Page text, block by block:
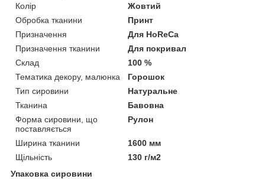
Колір
Жовтий
Обробка тканини
Принт
Призначення
Для HoReCa
Призначення тканини
Для покривал
Склад
100 %
Тематика декору, малюнка
Горошок
Тип сировини
Натуральне
Тканина
Бавовна
Форма сировини, що
поставляється
Рулон
Ширина тканини
1600 мм
Щільність
130 г/м2
Упаковка сировини